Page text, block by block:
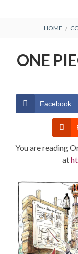
Primary
ONE PIECE
TERMS AND
CONDITIONS
HOME
ONE
Facebook
You are reading
at